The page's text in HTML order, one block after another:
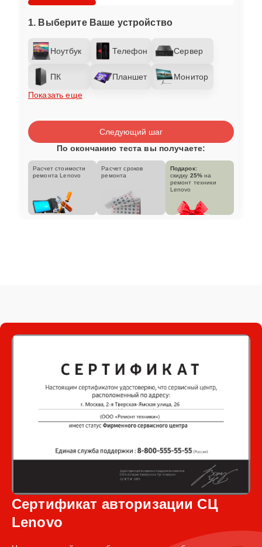
1. Выберите Ваше устройство
Ноутбук Телефон Сервер
ПК Планшет
Монитор
Показать еще
Следующий шаг
По окончанию теста вы получаете:
Расчет стоимости
ремонта Lenovo
Расчет сроков
ремонта
Подарок:
скидку 25% на
ремонт техники
Lenovo
Сертификат авторизации СЦ
Lenovo